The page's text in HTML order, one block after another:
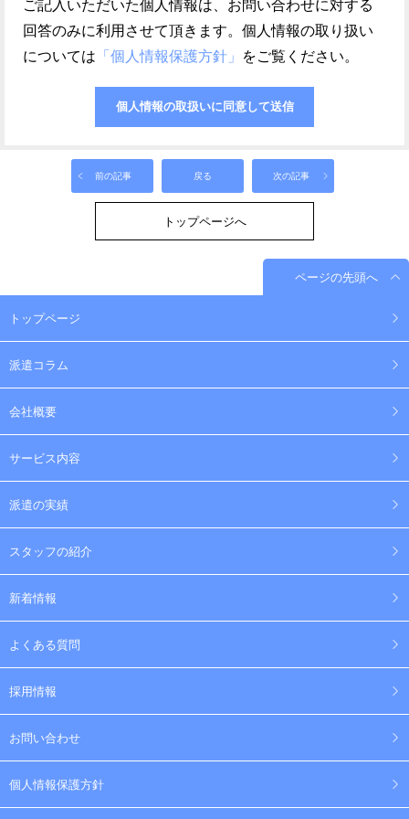
回答のみに利用させて頂きます。個人情報の取り扱い
については 「個人情報保護方針」 をご覧ください。
前の記事 戻る 次の記事
トップページへ
ページの先頭へ
トップページ
派遣コラム
会社概要
サービス内容
派遣の実績
スタッフの紹介
新着情報
よくある質問
採用情報
お問い合わせ
個人情報保護方針